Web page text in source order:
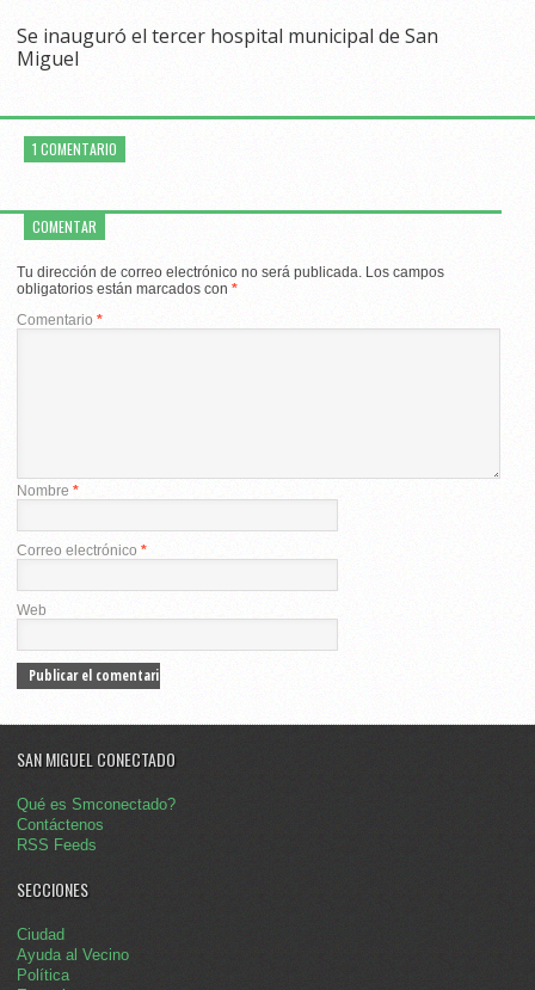
Se inauguró el tercer hospital municipal de San
Miguel
1 COMENTARIO
COMENTAR
Tu dirección de correo electrónico no será publicada. Los campos
obligatorios están marcados con *
Comentario *
Nombre *
Correo electrónico *
Web
SAN MIGUEL CONECTADO
Qué es Smconectado?
Contáctenos
RSS Feeds
SECCIONES
Ciudad
Ayuda al Vecino
Política